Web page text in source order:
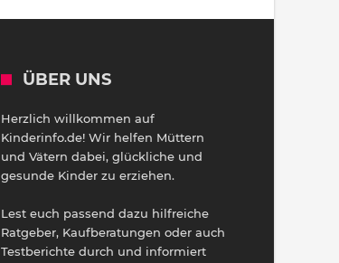
ÜBER UNS
Herzlich willkommen auf
Kinderinfo.de! Wir helfen Müttern
und Vätern dabei, glückliche und
gesunde Kinder zu erziehen.
Lest euch passend dazu hilfreiche
Ratgeber, Kaufberatungen oder auch
Testberichte durch und informiert